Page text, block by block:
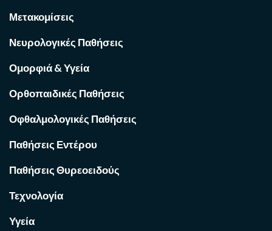
Μετακομίσεις
Νευρολογικές Παθήσεις
Ομορφιά & Υγεία
Ορθοπαιδικές Παθήσεις
Οφθαλμολογικές Παθήσεις
Παθήσεις Εντέρου
Παθήσεις Θυρεοειδούς
Τεχνολογία
Υγεία